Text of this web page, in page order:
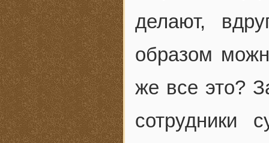
делают,
образом
же все это?
сотрудники